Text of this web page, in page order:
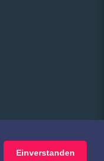
Einverstanden